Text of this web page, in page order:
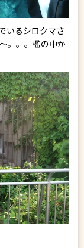
いるシロクマさ
。。。檻の中か